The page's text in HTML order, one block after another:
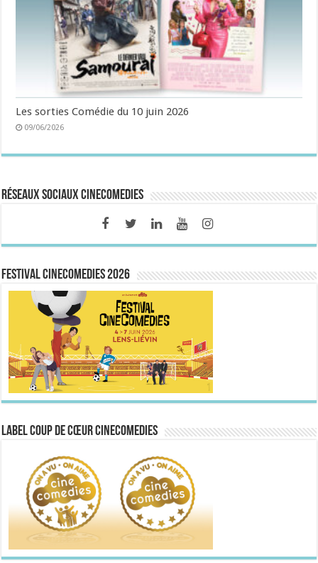
Les sorties Comédie du 10 juin 2026
09/06/2026
Réseaux sociaux CineComedies
FESTIVAL CINECOMEDIES 2026
Label Coup de Cœur CineComedies